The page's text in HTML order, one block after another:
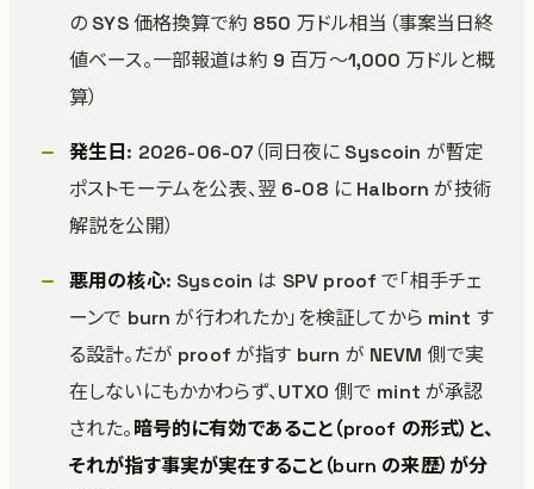
の SYS 価格換算で約 850 万ドル相当（事案当日終
値ベース。一部報道は約 9 百万〜1,000 万ドルと概
算）
発生日 : 2026-06-07（同日夜に Syscoin が暫定
ポストモーテムを公表、翌 6-08 に Halborn が技術
解説を公開）
悪用の核心: Syscoin は SPV proof で「相手チェ
ーンで burn が行われたか」を検証してから mint す
る設計。だが proof が指す burn が NEVM 側で実
在しないにもかかわらず、UTXO 側で mint が承認
された。暗号的に有効であること（proof の形式）と、
それが指す事実が実在すること（burn の来歴）が分